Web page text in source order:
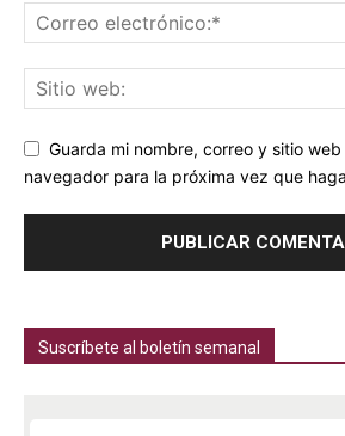
Guarda mi nombre, correo y sitio
navegador para la próxima vez que
Suscríbete al boletín semanal